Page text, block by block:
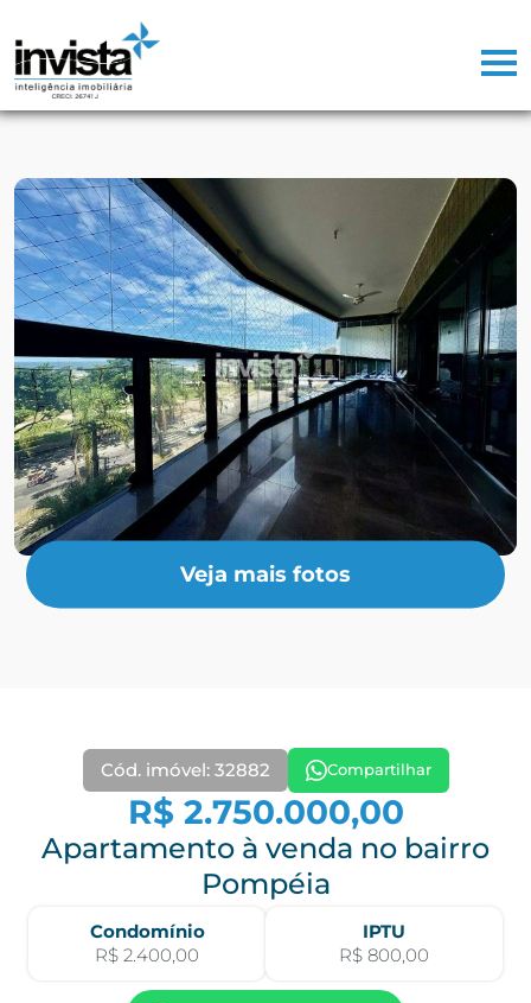
Veja mais fotos
Cód. imóvel: 32882 Compartilhar
R$ 2.750.000,00
Apartamento à venda no bairro
Pompéia
Condomínio
R$ 2.400,00
IPTU
R$ 800,00